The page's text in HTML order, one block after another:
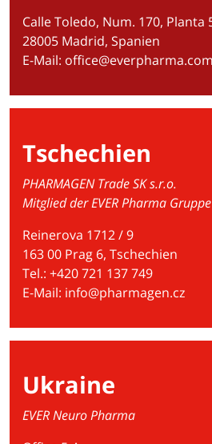
Calle Toledo, Num. 170, Planta
28005 Madrid, Spanien
E-Mail: office@everpharma.com
Tschechien
PHARMAGEN Trade SK s.r.o.
Mitglied der EVER Pharma Gruppe
Reinerova 1712 / 9
163 00 Prag 6, Tschechien
Tel.: +420 721 137 749
E-Mail: info@pharmagen.cz
Ukraine
EVER Neuro Pharma